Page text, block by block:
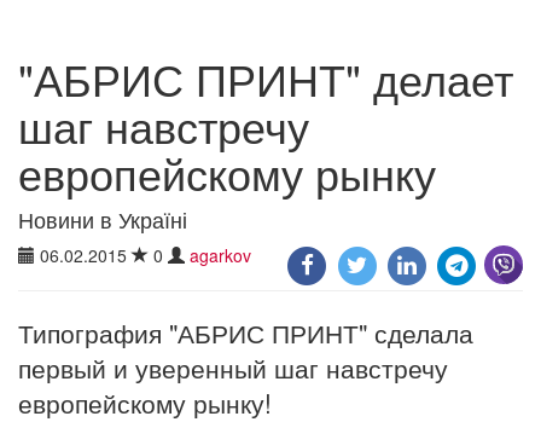
"АБРИС ПРИНТ" делает
шаг навстречу
европейскому рынку
Новини в Україні
06.02.2015 0 agarkov
Типография "АБРИС ПРИНТ" сделала
первый и уверенный шаг навстречу
европейскому рынку!